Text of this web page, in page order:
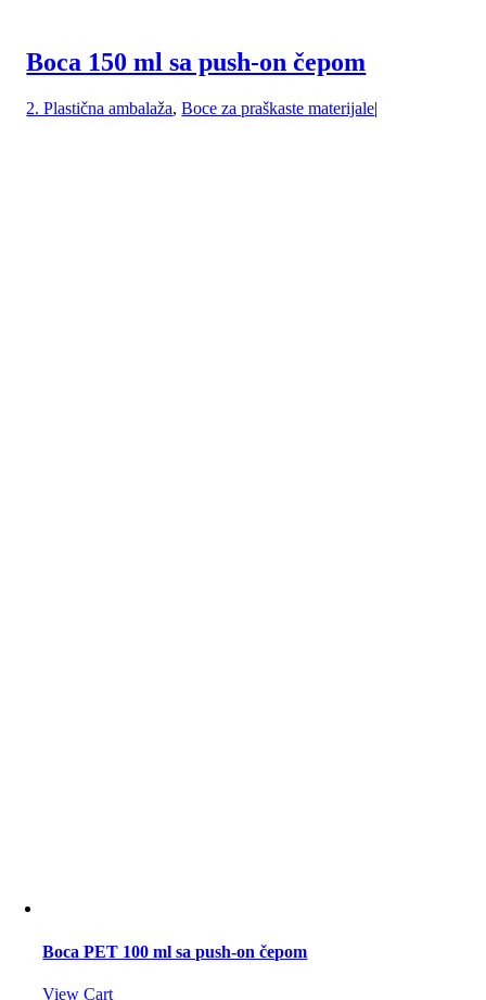
Boca 150 ml sa push-on čepom
2. Plastična ambalaža,Boce za praškaste materijale|
Boca PET 100 ml sa push-on čepom
View Cart